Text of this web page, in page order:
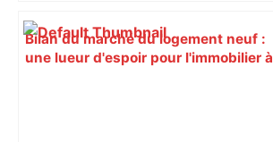
Bilan du marché du logement neuf :
une lueur d'espoir pour l'immobilier à